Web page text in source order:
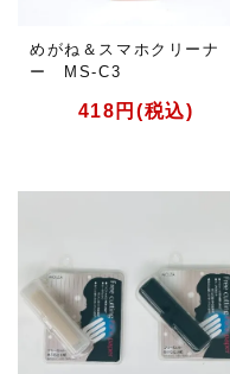
めがね＆スマホクリーナ
ー MS-C3
418円(税込)